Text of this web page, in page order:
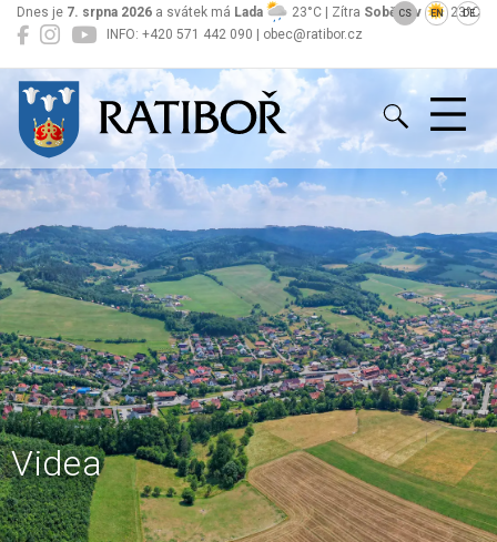
INFO: +420 571 442 090 | obec@ratibor.cz
Dnes je 7. srpna 2026 a svátek má Lada 23°C | Zítra Soběslav 23°C
CS EN DE
Ratiboř
Videa